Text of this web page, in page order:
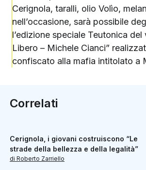
Cerignola, taralli, olio Volìo,
nell’occasione, sarà possibile
l’edizione speciale Teutonica del
Libero – Michele Cianci”
confiscato alla mafia intitolato a
Correlati
Cerignola, i giovani costruiscono “Le
strade della bellezza e della legalità”
di Roberto Zarriello